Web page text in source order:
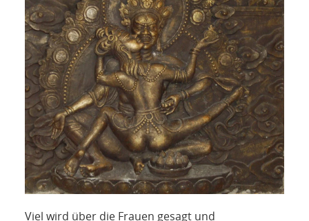
Viel wird über die Frauen gesagt und